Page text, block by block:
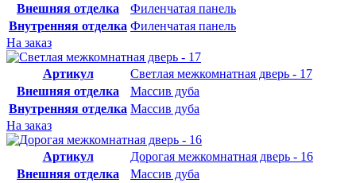
Внешняя отделка
Филенчатая панель
Внутренняя отделка Филенчатая панель
На заказ
Артикул
Светлая межкомнатная дверь - 17
Внешняя отделка
Массив дуба
Внутренняя отделка Массив дуба
На заказ
Артикул
Дорогая межкомнатная дверь - 16
Внешняя отделка
Массив дуба